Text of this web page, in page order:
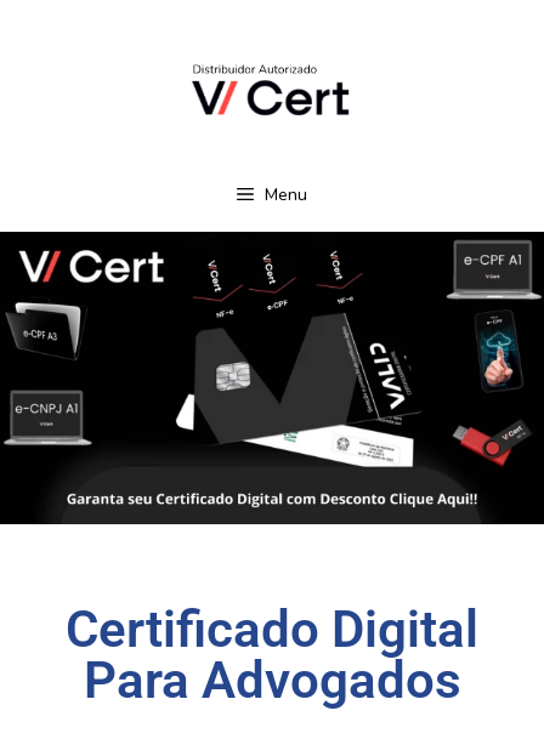
Menu
Certificado Digital
Para Advogados
Certificado Digital
Peça Seu Certificado Aqui!